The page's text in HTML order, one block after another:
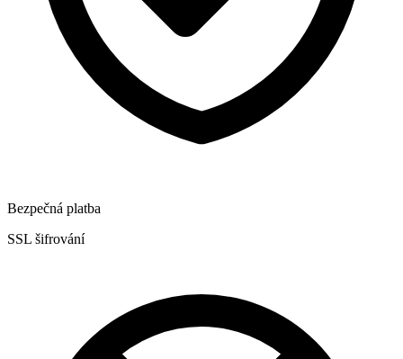
Bezpečná platba
SSL šifrování